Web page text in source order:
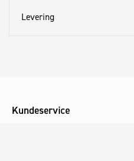
Levering
Kundeservice